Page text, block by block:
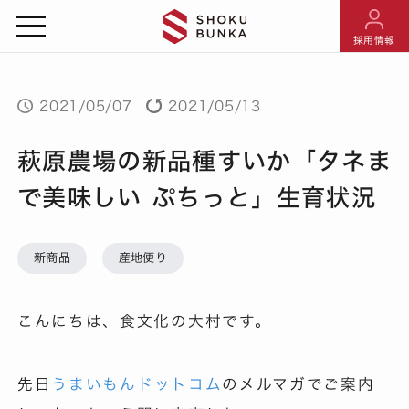
採用情報
2021/05/07 2021/05/13
萩原農場の新品種すいか「タネま
で美味しい ぷちっと」生育状況
新商品 産地便り
こんにちは、食文化の大村です。
先日 うまいもんドットコム のメルマガでご案内